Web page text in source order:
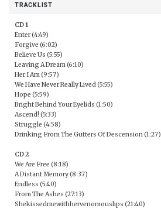
TRACKLIST
CD 1
Enter (4:49)
Forgive (6:02)
Believe Us (5:55)
Leaving A Dream (6:10)
Her I Am (9:57)
We Have Never Really Lived (5:55)
Hope (5:59)
Bright Behind Your Eyelids (1:50)
Ascend! (5:33)
Struggle (4:58)
Drinking From The Gutters Of Descension (1:27)
CD 2
We Are Free (8:18)
A Distant Memory (8:37)
Endless (5:40)
From The Ashes (27:13)
Shekissedmewithhervenomouslips (21:40)